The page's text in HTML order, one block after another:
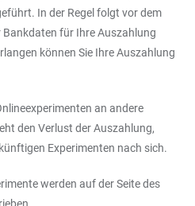
In der Regel folgt vor dem
für Ihre Auszahlung
können Sie Ihre Auszahlung
an andere
den Verlust der Auszahlung,
Experimenten nach sich.
werden auf der Seite des